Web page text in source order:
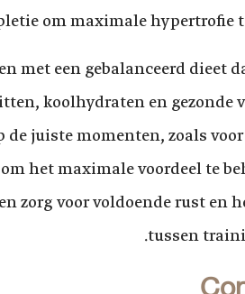
om maximale hypertrofie
met een gebalanceerd dieet
koolhydraten en gezonde
de juiste momenten, zoals
het maximale voordeel te
zorg voor voldoende rust en
tussen